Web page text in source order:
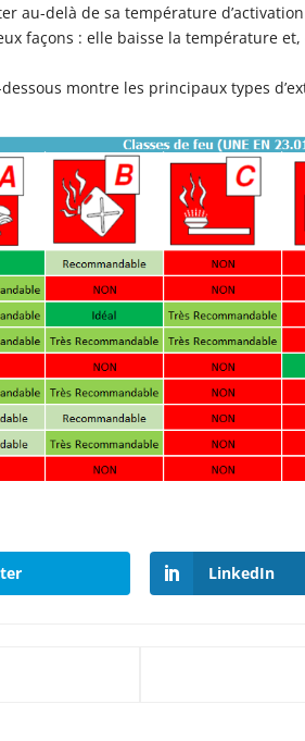
au-delà de sa température
façons : elle baisse la température et,
montre les principaux types
LinkedIn